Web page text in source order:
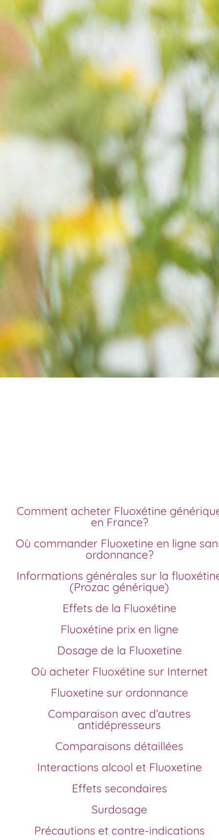
Comment acheter Fluoxétine générique
en France?
Où commander Fluoxetine en ligne sans
ordonnance?
Informations générales sur la fluoxétine
(Prozac générique)
Effets de la Fluoxétine
Fluoxétine prix en ligne
Dosage de la Fluoxetine
Où acheter Fluoxétine sur Internet
Fluoxetine sur ordonnance
Comparaison avec d’autres
antidépresseurs
Comparaisons détaillées
Interactions alcool et Fluoxetine
Effets secondaires
Surdosage
Précautions et contre-indications